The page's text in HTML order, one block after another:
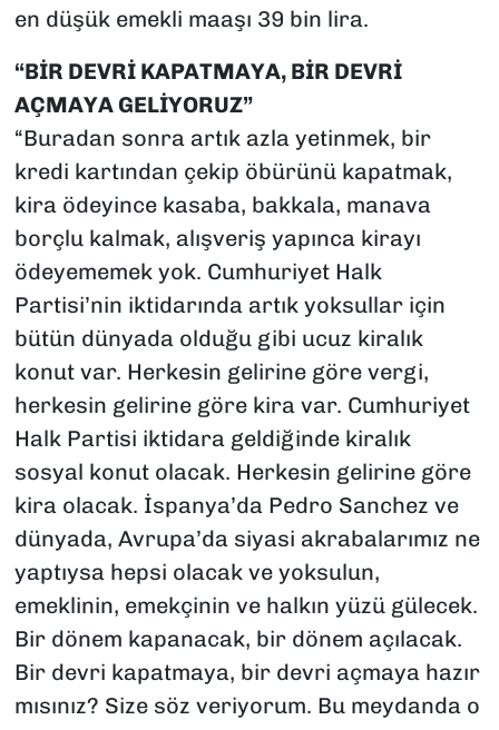
en düşük emekli maaşı 39 bin lira.
“BİR DEVRİ KAPATMAYA, BİR DEVRİ
AÇMAYA GELİYORUZ”
“Buradan sonra artık azla yetinmek, bir
kredi kartından çekip öbürünü kapatmak,
kira ödeyince kasaba, bakkala, manava
borçlu kalmak, alışveriş yapınca kirayı
ödeyememek yok. Cumhuriyet Halk
Partisi’nin iktidarında artık yoksullar için
bütün dünyada olduğu gibi ucuz kiralık
konut var. Herkesin gelirine göre vergi,
herkesin gelirine göre kira var. Cumhuriyet
Halk Partisi iktidara geldiğinde kiralık
sosyal konut olacak. Herkesin gelirine göre
kira olacak. İspanya’da Pedro Sanchez ve
dünyada, Avrupa’da siyasi akrabalarımız ne
yaptıysa hepsi olacak ve yoksulun,
emeklinin, emekçinin ve halkın yüzü gülecek.
Bir dönem kapanacak, bir dönem açılacak.
Bir devri kapatmaya, bir devri açmaya hazır
mısınız? Size söz veriyorum. Bu meydanda o